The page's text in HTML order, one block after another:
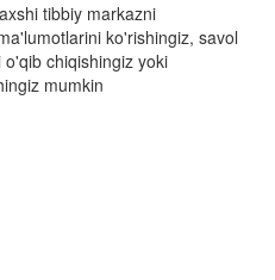
tibbiy markazni
ko'rishingiz, savol
chiqishingiz yoki
mumkin